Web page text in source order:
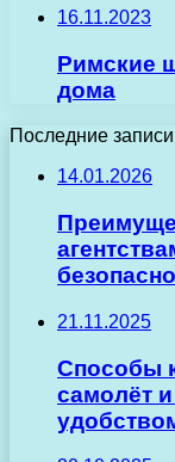
16.11.2023
Римские
дома
Последние записи
14.01.2026
21.11.2025
Способы
самолёт